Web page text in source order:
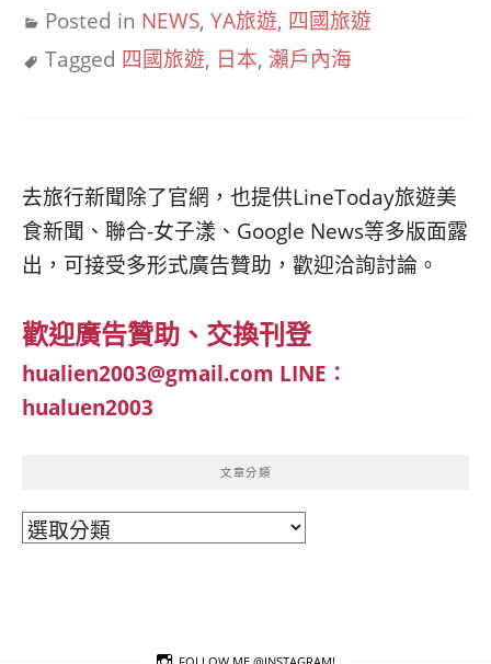
Posted in NEWS, YA旅遊, 四國旅遊
Tagged 四國旅遊, 日本, 瀨戶內海
去旅行新聞除了官網，也提供LineToday旅遊美
食新聞、聯合-女子漾、Google News等多版面露
出，可接受多形式廣告贊助，歡迎洽詢討論。
歡迎廣告贊助、交換刊登
hualien2003@gmail.com LINE：
hualuen2003
文章分類
文